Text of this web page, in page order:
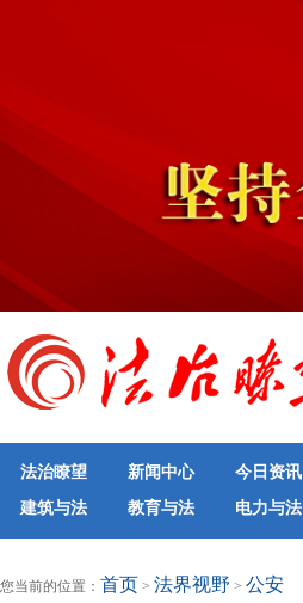
法治瞭望 新闻中心 今日资讯
建筑与法
教育与法 电力与法
地方法治联播
律师律所
您当前的位置： 首页 > 法界视野 > 公安